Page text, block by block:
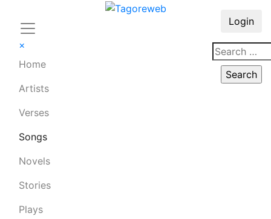
×
Home
Artists
Verses
Songs
Novels
Stories
Plays
Login